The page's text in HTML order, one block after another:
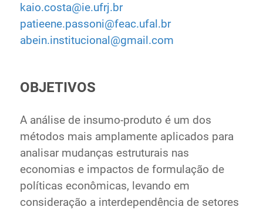
kaio.costa@ie.ufrj.br
patieene.passoni@feac.ufal.br
abein.institucional@gmail.com
OBJETIVOS
A análise de insumo-produto é um dos
métodos mais amplamente aplicados para
analisar mudanças estruturais nas
economias e impactos de formulação de
políticas econômicas, levando em
consideração a interdependência de setores